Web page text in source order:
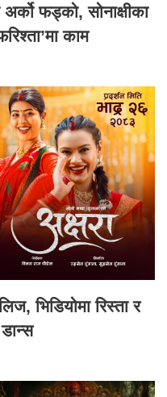
फड्को, सोनाक्षीका
काम
भिडियोमा रिस्ता र